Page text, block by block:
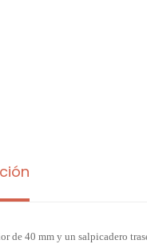
de 40 mm y un salpicadero